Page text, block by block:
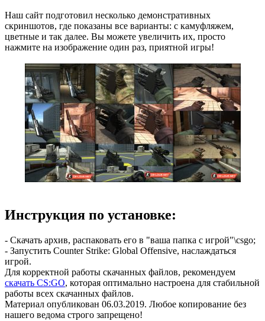
Наш сайт подготовил несколько демонстративных
скриншотов, где показаны все варианты: с камуфляжем,
цветные и так далее. Вы можете увеличить их, просто
нажмите на изображение один раз, приятной игры!
Инструкция по установке:
- Скачать архив, распаковать его в "ваша папка с игрой"\csgo;
- Запустить Counter Strike: Global Offensive, наслаждаться
игрой.
Для корректной работы скачанных файлов, рекомендуем
скачать CS:GO, которая оптимально настроена для стабильной
работы всех скачанных файлов.
Материал опубликован 06.03.2019. Любое копирование без
нашего ведома строго запрещено!